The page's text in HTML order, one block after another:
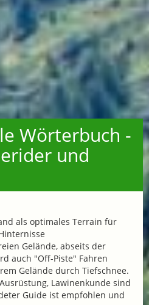
Wörterbuch -
und
als optimales Terrain für
Gelände, abseits der
auch "Off-Piste" Fahren
Gelände durch Tiefschnee.
Lawinenkunde sind
Guide ist empfohlen und